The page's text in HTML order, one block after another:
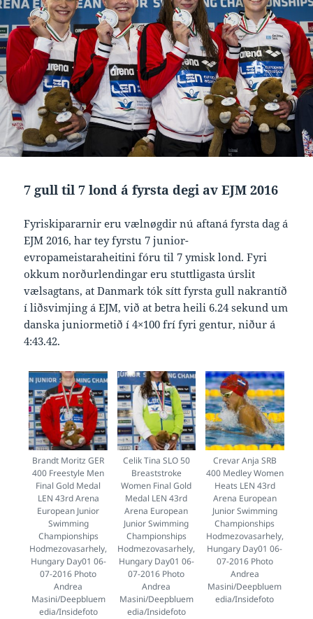
7 gull til 7 lond á fyrsta degi av EJM 2016
Fyriskipararnir eru vælnøgdir nú aftaná fyrsta dag á
EJM 2016, har tey fyrstu 7 junior-
evropameistaraheitini fóru til 7 ymisk lond. Fyri
okkum norðurlendingar eru stuttligasta úrslit
vælsagtans, at Danmark tók sítt fyrsta gull nakrantíð
í liðsvimjing á EJM, við at betra heili 6.24 sekund um
danska juniormetið í 4×100 frí fyri gentur, niður á
4:43.42.
Brandt Moritz GER
400 Freestyle Men
Final Gold Medal
LEN 43rd Arena
European Junior
Swimming
Championships
Hodmezovasarhely,
Hungary Day01 06-
07-2016 Photo
Andrea
Masini/Deepbluem
edia/Insidefoto
Celik Tina SLO 50
Breaststroke
Women Final Gold
Medal LEN 43rd
Arena European
Junior Swimming
Championships
Hodmezovasarhely,
Hungary Day01 06-
07-2016 Photo
Andrea
Masini/Deepbluem
edia/Insidefoto
Crevar Anja SRB
400 Medley Women
Heats LEN 43rd
Arena European
Junior Swimming
Championships
Hodmezovasarhely,
Hungary Day01 06-
07-2016 Photo
Andrea
Masini/Deepbluem
edia/Insidefoto